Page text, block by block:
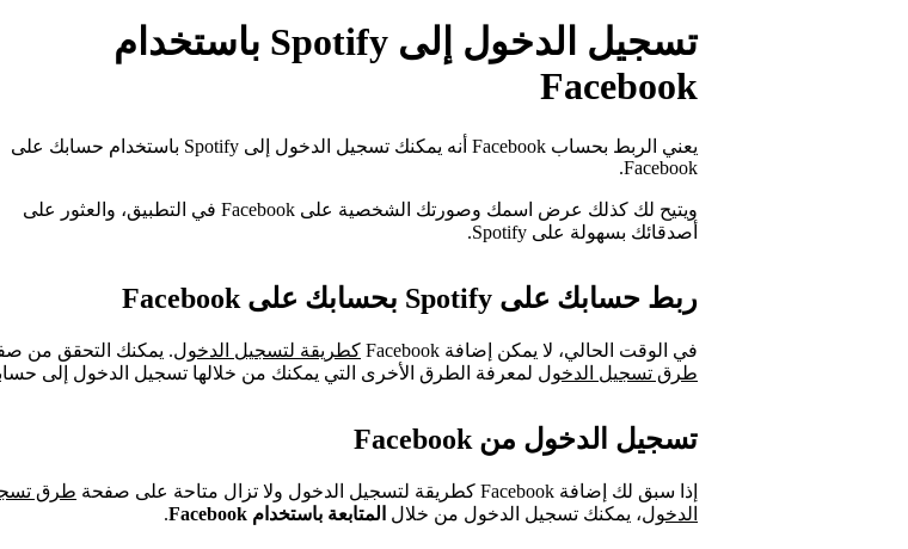
تسجيل الدخول إلى Spotify باستخدام
Facebook
يعني الربط بحساب Facebook أنه يمكنك تسجيل الدخول إلى Spotify باستخدام حسابك على
Facebook.
ويتيح لك كذلك عرض اسمك وصورتك الشخصية على Facebook في التطبيق، والعثور على
أصدقائك بسهولة على Spotify.
ربط حسابك على Spotify بحسابك على Facebook
في الوقت الحالي، لا يمكن إضافة Facebook كطريقة لتسجيل الدخول. يمكنك التحقق من
طرق تسجيل الدخول لمعرفة الطرق الأخرى التي يمكنك من خلالها تسجيل الدخول إلى
تسجيل الدخول من Facebook
إذا سبق لك إضافة Facebook كطريقة لتسجيل الدخول ولا تزال متاحة على صفحة
طرق
الدخول، يمكنك تسجيل الدخول من خلال المتابعة باستخدام Facebook .